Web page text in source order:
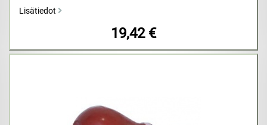
Lisätiedot
19,42 €